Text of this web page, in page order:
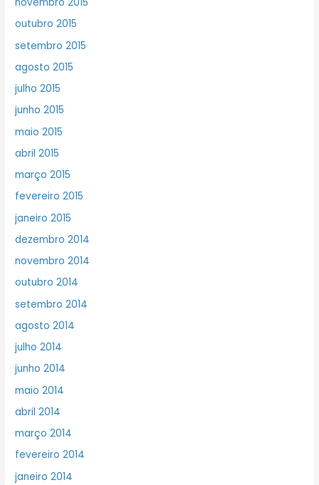
outubro 2015
setembro 2015
agosto 2015
julho 2015
junho 2015
maio 2015
abril 2015
março 2015
fevereiro 2015
janeiro 2015
dezembro 2014
novembro 2014
outubro 2014
setembro 2014
agosto 2014
julho 2014
junho 2014
maio 2014
abril 2014
março 2014
fevereiro 2014
janeiro 2014